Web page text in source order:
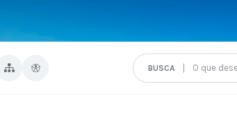
O que deseja encontrar?